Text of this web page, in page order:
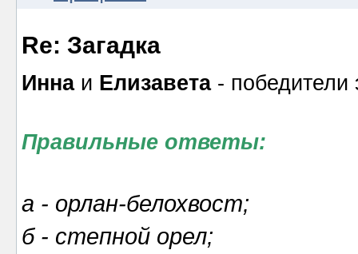
Re: Загадка
Иннаи Елизавета- победители
Правильные ответы:
а - орлан-белохвост;
б - степной орел;